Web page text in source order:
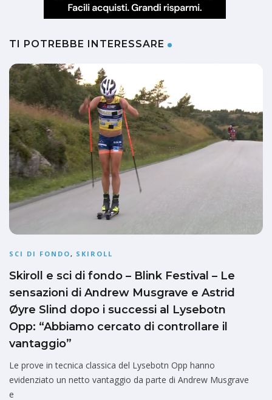
TI POTREBBE INTERESSARE
SCI DI FONDO, SKIROLL
Skiroll e sci di fondo – Blink Festival – Le
sensazioni di Andrew Musgrave e Astrid
Øyre Slind dopo i successi al Lysebotn
Opp: “Abbiamo cercato di controllare il
vantaggio”
Le prove in tecnica classica del Lysebotn Opp hanno
evidenziato un netto vantaggio da parte di Andrew Musgrave
e